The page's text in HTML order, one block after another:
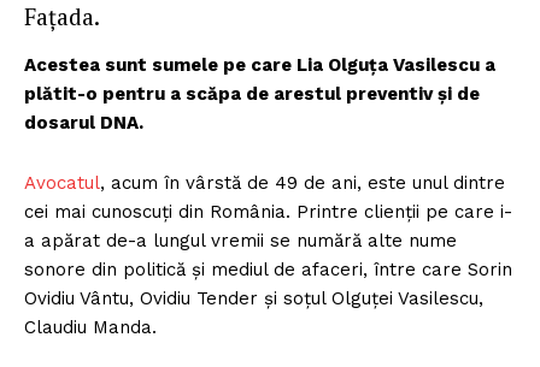
Fațada.
Acestea sunt sumele pe care Lia Olguța Vasilescu a
plătit-o pentru a scăpa de arestul preventiv și de
dosarul DNA.
Avocatul, acum în vârstă de 49 de ani, este unul dintre
cei mai cunoscuți din România. Printre clienții pe care i-
a apărat de-a lungul vremii se numără alte nume
sonore din politică și mediul de afaceri, între care Sorin
Ovidiu Vântu, Ovidiu Tender și soțul Olguței Vasilescu,
Claudiu Manda.